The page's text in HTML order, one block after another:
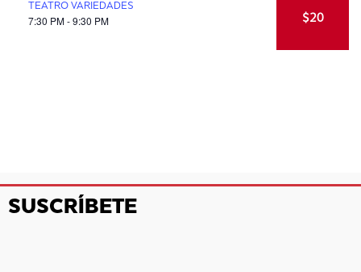
TEATRO VARIEDADES
7:30 PM - 9:30 PM $20
SUSCRÍBETE